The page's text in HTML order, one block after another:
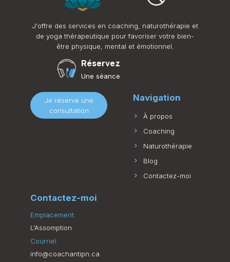
J'offre des services en coaching, naturothérapie et
de yoga thérapeutique pour favoriser votre bien-
être physique, mental et émotionnel.
Réservez
Une séance
Je réserve une
consultation
Navigation
À propos
Coaching
Naturothérapie
Blog
Contactez-moi
Contactez-moi
Emplacement:
L'Assomption
Courriel:
info@coachantipn.ca